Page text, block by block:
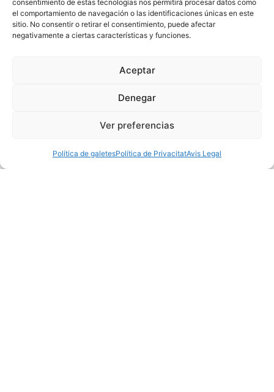
consentimiento de estas tecnologías nos permitirá procesar datos como
el comportamiento de navegación o las identificaciones únicas en este
sitio. No consentir o retirar el consentimiento, puede afectar
negativamente a ciertas características y funciones.
Aceptar
Denegar
Ver preferencias
Política de galetesPolítica de PrivacitatAvis Legal